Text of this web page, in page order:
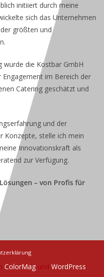
initiiert durch meine
sich das Unternehmen
größten und
die Kostbar GmbH
im Bereich der
Catering geschätzt und
und der
Konzepte, stelle ich mein
Innovationskraft als
zur Verfügung.
– von Profis für
ColorMag und WordPress.